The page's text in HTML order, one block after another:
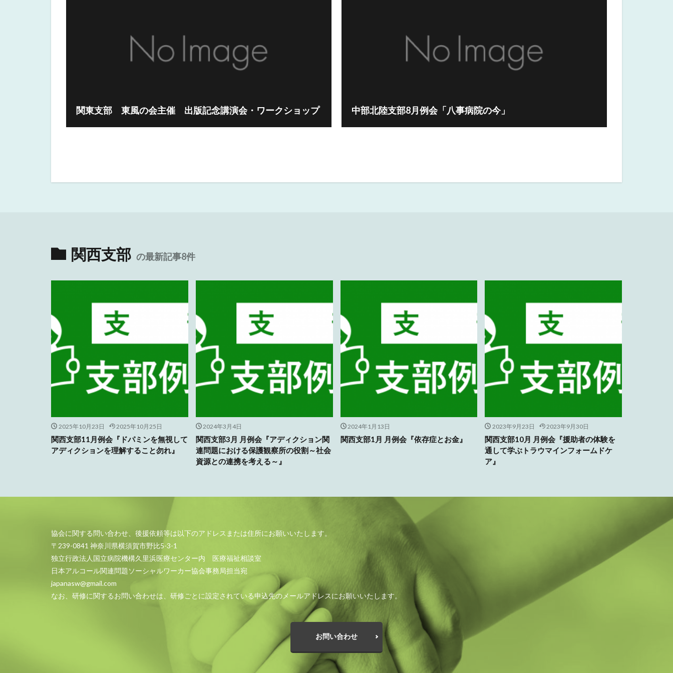
関東支部 東風の会主催 出版記念講演会・ワークショップ 中部北陸支部8月例会「八事病院の今」
関西支部 の最新記事8件
2025年10月23日 2025年10月25日
関西支部11月例会『ドパミンを無視して
アディクションを理解すること勿れ』
2024年3月4日
関西支部3月 月例会『アディクション関
連問題における保護観察所の役割～社会
資源との連携を考える～』
2024年1月13日
関西支部1月 月例会『依存症とお金』
2023年9月23日 2023年9月30日
関西支部10月 月例会『援助者の体験を
通して学ぶトラウマインフォームドケ
ア』
協会に関する問い合わせ、後援依頼等は以下のアドレスまたは住所にお願いいたします。
〒239-0841 神奈川県横須賀市野比5-3-1
独立行政法人国立病院機構久里浜医療センター内 医療福祉相談室
日本アルコール関連問題ソーシャルワーカー協会事務局担当宛
japanasw@gmail.com
なお、研修に関するお問い合わせは、研修ごとに設定されている申込先のメールアドレスにお願いいたします。
お問い合わせ